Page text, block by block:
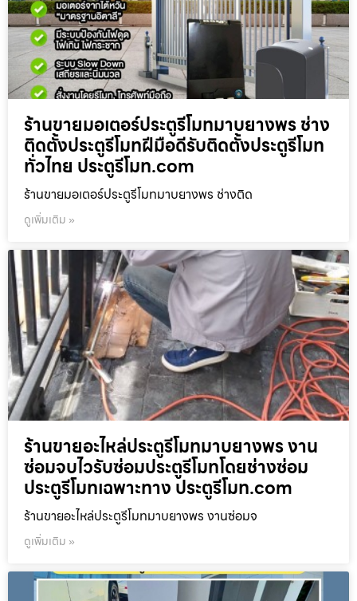
ร้านขายมอเตอร์ประตูรีโมทมาบยางพร ช่าง
ติดตั้งประตูรีโมทฝีมือดีรับติดตั้งประตูรีโมท
ทั่วไทย ประตูรีโมท.com
ร้านขายมอเตอร์ประตูรีโมทมาบยางพร ช่างติด
ดูเพิ่มเติม »
ร้านขายอะไหล่ประตูรีโมทมาบยางพร งาน
ซ่อมจบไวรับซ่อมประตูรีโมทโดยช่างซ่อม
ประตูรีโมทเฉพาะทาง ประตูรีโมท.com
ร้านขายอะไหล่ประตูรีโมทมาบยางพร งานซ่อมจ
ดูเพิ่มเติม »